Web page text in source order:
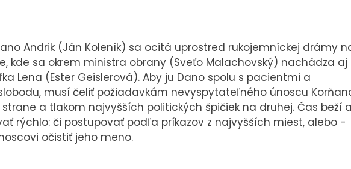
Andrik (Ján Koleník) sa ocitá uprostred rukojemníckej drámy
kde sa okrem ministra obrany (Sveťo Malachovský) nachádza aj
Lena (Ester Geislerová). Aby ju Dano spolu s pacientmi a
musí čeliť požiadavkám nevyspytateľného únoscu
a tlakom najvyšších politických špičiek na druhej. Čas beží a
rýchlo: či postupovať podľa príkazov z najvyšších miest, alebo -
očistiť jeho meno.